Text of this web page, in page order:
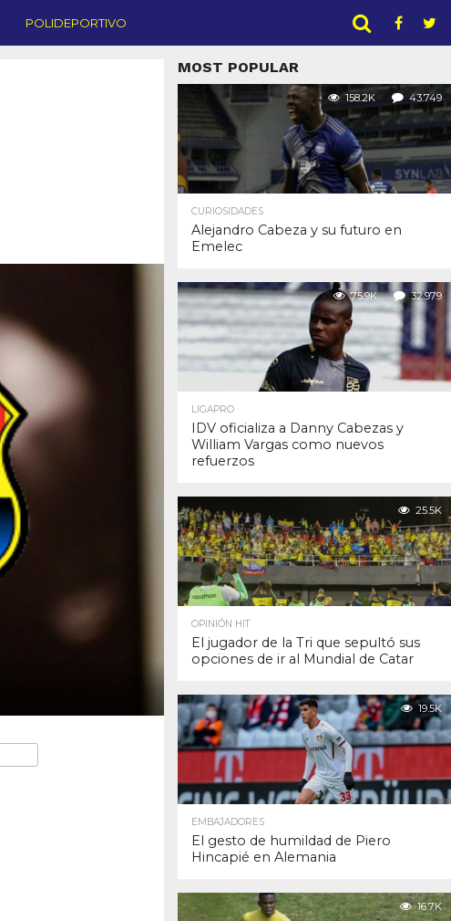
POLIDEPORTIVO
MOST POPULAR
158.2K 43.749
CURIOSIDADES
Alejandro Cabeza y su futuro en
Emelec
75.9K 32.979
LIGAPRO
IDV oficializa a Danny Cabezas y
William Vargas como nuevos
refuerzos
25.5K
OPINIÓN HIT
El jugador de la Tri que sepultó sus
opciones de ir al Mundial de Catar
19.5K
EMBAJADORES
El gesto de humildad de Piero
Hincapié en Alemania
16.7K